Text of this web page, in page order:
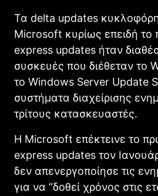
Τα delta updates
Microsoft κυρίως επειδή
express updates ήταν
συσκευές που διέθεταν το
το Windows Server Update
συστήματα διαχείρισης
τρίτους κατασκευαστές.
Η Microsoft επέκτεινε το
express updates τον
δεν απενεργοποίησε τις
για να “δοθεί χρόνος στις